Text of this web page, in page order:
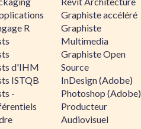
R
d'IHM
ISTQB
-
Graphiste accéléré
Graphiste
Multimedia
Graphiste Open
Source
InDesign (Adobe)
Photoshop (Adobe)
Producteur
Audiovisuel